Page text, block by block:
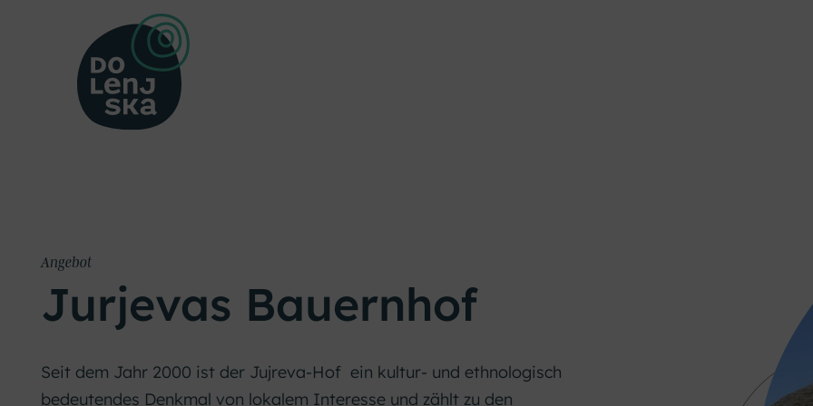
Angebot
Jurjevas Bauernhof
Seit dem Jahr 2000 ist der Jujreva-Hof ein kultur- und ethnologisch
bedeutendes Denkmal von lokalem Interesse und zählt zu den